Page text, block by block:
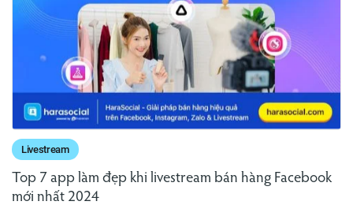
Livestream
Top 7 app làm đẹp khi livestream bán hàng Facebook
mới nhất 2024